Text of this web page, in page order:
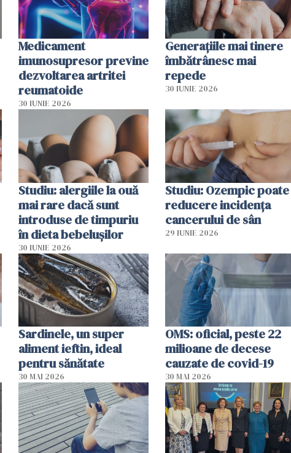
Medicament
imunosupresor previne
dezvoltarea artritei
reumatoide
30 IUNIE 2026
Generațiile mai tinere
îmbătrânesc mai
repede
30 IUNIE 2026
Studiu: alergiile la ouă
mai rare dacă sunt
introduse de timpuriu
în dieta bebelușilor
30 IUNIE 2026
Studiu: Ozempic poate
reducere incidența
cancerului de sân
29 IUNIE 2026
Sardinele, un super
aliment ieftin, ideal
pentru sănătate
30 MAI 2026
OMS: oficial, peste 22
milioane de decese
cauzate de covid-19
30 MAI 2026